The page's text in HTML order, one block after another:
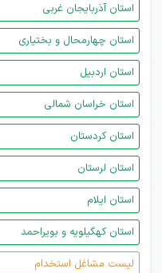
استان آذربایجان غربی
استان چهارمحال و بختیاری
استان اردبیل
استان خراسان شمالی
استان کردستان
استان لرستان
استان ایلام
استان کهگیلویه و بویراحمد
لیست مشاغل استخدام